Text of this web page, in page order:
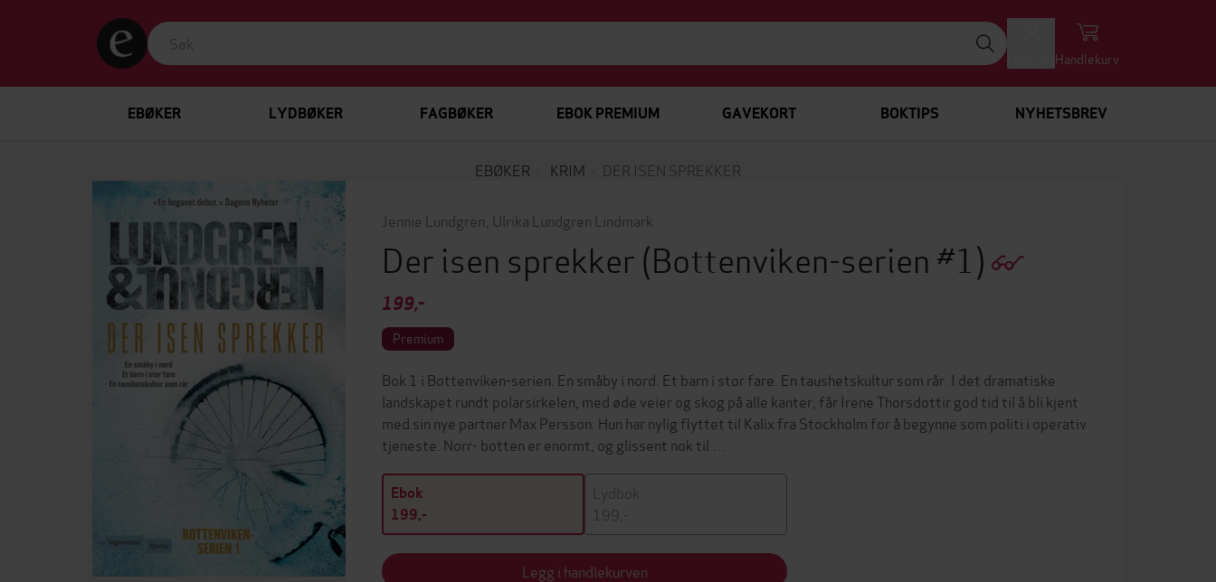
Handlekurv
EBØKER LYDBØKER FAGBØKER EBOK PREMIUM GAVEKORT BOKTIPS NYHETSBREV
EBØKER KRIM DER ISEN SPREKKER
Jennie Lundgren Ulrika Lundgren Lindmark
Der isen sprekker(Bottenviken-serien #1)
199,-
Premium
Bok 1 i Bottenviken-serien. En småby i nord. Et barn i stor fare. En taushetskultur som rår. I det dramatiske
landskapet rundt polarsirkelen, med øde veier og skog på alle kanter, får Irene Thorsdottir god tid til å bli kjent
med sin nye partner Max Persson. Hun har nylig flyttet til Kalix fra Stockholm for å begynne som politi i operativ
tjeneste. Norr- botten er enormt, og glissent nok til …
Ebok
199,-
Lydbok
199,-
Legg i handlekurven